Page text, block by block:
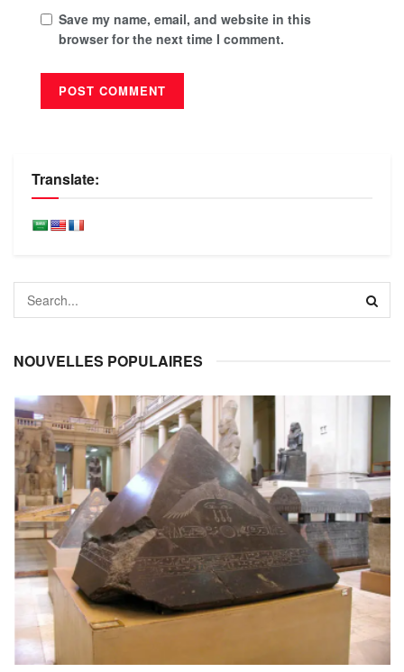
Save my name, email, and website in this
browser for the next time I comment.
Translate:
NOUVELLES POPULAIRES